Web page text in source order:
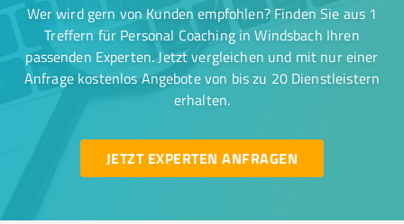
Wer wird gern von Kunden empfohlen? Finden Sie aus 1
Treffern für Personal Coaching in Windsbach Ihren
passenden Experten. Jetzt vergleichen und mit nur einer
Anfrage kostenlos Angebote von bis zu 20 Dienstleistern
erhalten.
JETZT EXPERTEN ANFRAGEN